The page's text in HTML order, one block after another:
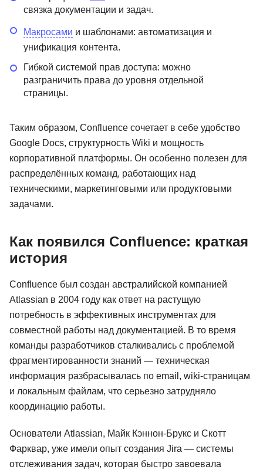
связка документации и задач.
Макросами и шаблонами: автоматизация и
унификация контента.
Гибкой системой прав доступа: можно
разграничить права до уровня отдельной
страницы.
Таким образом, Confluence сочетает в себе удобство
Google Docs, структурность Wiki и мощность
корпоративной платформы. Он особенно полезен для
распределённых команд, работающих над
техническими, маркетинговыми или продуктовыми
задачами.
Как появился Confluence: краткая
история
Confluence был создан австралийской компанией
Atlassian в 2004 году как ответ на растущую
потребность в эффективных инструментах для
совместной работы над документацией. В то время
команды разработчиков сталкивались с проблемой
фрагментированности знаний — техническая
информация разбрасывалась по email, wiki-страницам
и локальным файлам, что серьезно затрудняло
координацию работы.
Основатели Atlassian, Майк Кэннон-Брукс и Скотт
Фарквар, уже имели опыт создания Jira — системы
отслеживания задач, которая быстро завоевала